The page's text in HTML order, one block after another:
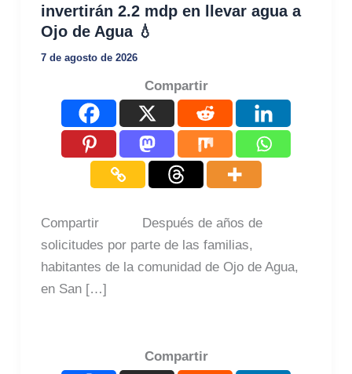
invertirán 2.2 mdp en llevar agua a
Ojo de Agua 💧
7 de agosto de 2026
Compartir
Compartir Después de años de
solicitudes por parte de las familias,
habitantes de la comunidad de Ojo de Agua,
en San […]
Compartir